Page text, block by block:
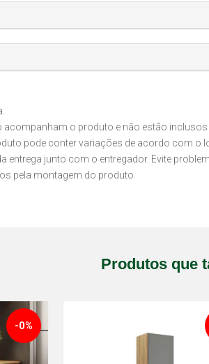
acompanham o produto e não estão inclusos
pode conter variações de acordo com o
entrega junto com o entregador. Evite
pela montagem do produto.
Produtos que
-0%